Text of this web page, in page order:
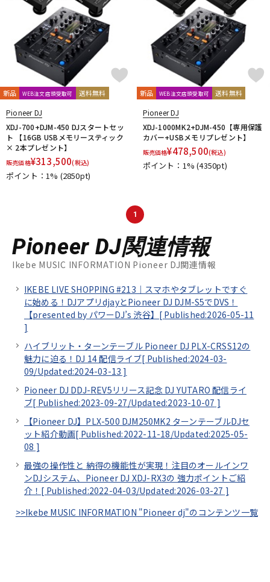
新品 WEB注文店頭受取可 送料無料
Pioneer DJ
XDJ-700+DJM-450 DJスタートセッ
ト 【16GB USBメモリースティック
× 2本プレゼント】
販売価格¥313,500(税込)
ポイント：1% (2850pt)
新品 WEB注文店頭受取可 送料無料
Pioneer DJ
XDJ-1000MK2+DJM-450【専用保護
カバー+USBメモリプレゼント】
販売価格¥478,500(税込)
ポイント：1%(4350pt)
1
Pioneer DJ関連情報
Ikebe MUSIC INFORMATION Pioneer DJ関連情報
IKEBE LIVE SHOPPING #213｜スマホやタブレットですぐ
に始める！DJアプリdjayとPioneer DJ DJM-S5でDVS！
【presented by パワーDJ’s 渋谷】[ Published:2026-05-11
]
ハイブリット・ターンテーブル Pioneer DJ PLX-CRSS12の
魅力に迫る！DJ 14 配信ライブ[ Published:2024-03-
09/Updated:2024-03-13 ]
Pioneer DJ DDJ-REV5リリース記念 DJ YUTARO 配信ライ
ブ[ Published:2023-09-27/Updated:2023-10-07 ]
【Pioneer DJ】PLX-500 DJM250MK2 ターンテーブルDJセ
ット紹介動画[ Published:2022-11-18/Updated:2025-05-
08 ]
最強の操作性と 納得の機能性が実現！注目のオールインワ
ンDJシステム、Pioneer DJ XDJ-RX3の 強力ポイントご紹
介！[ Published:2022-04-03/Updated:2026-03-27 ]
>>Ikebe MUSIC INFORMATION "Pioneer dj"のコンテンツ一覧